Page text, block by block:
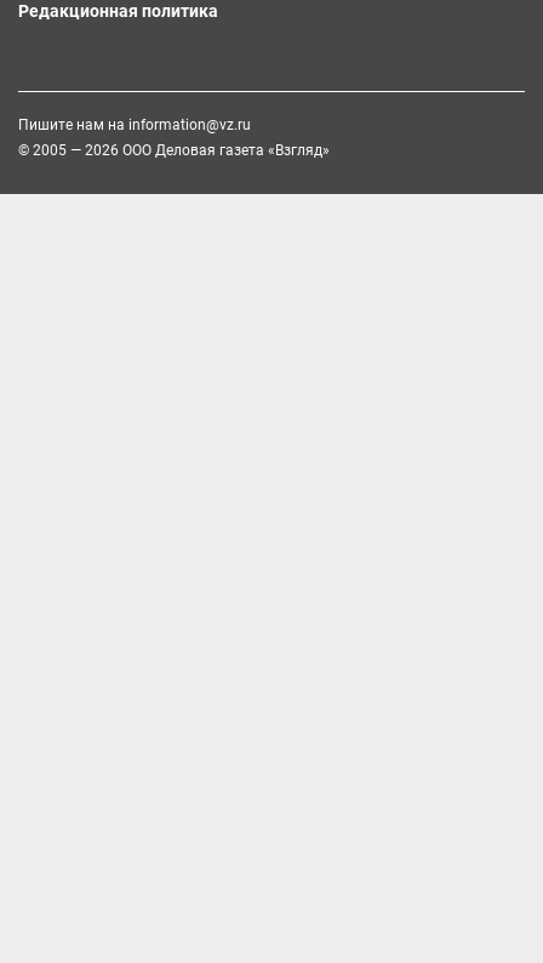
Редакционная политика
Пишите нам на information@vz.ru
© 2005 — 2026 ООО Деловая газета «Взгляд»